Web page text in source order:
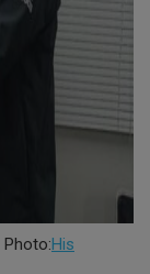
His